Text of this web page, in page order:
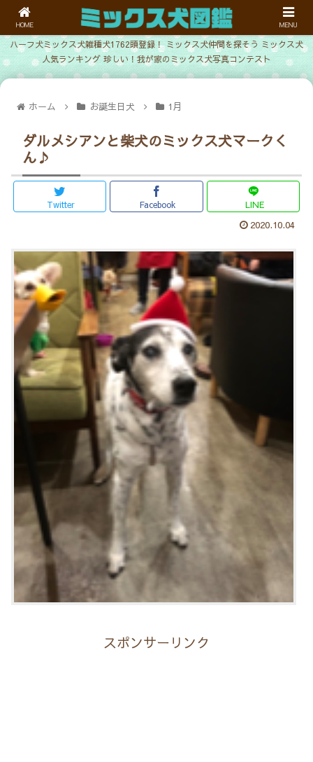
ハーフ犬ミックス犬雑種犬1762頭登録！ ミックス犬仲間を探そう ミックス犬
人気ランキング 珍しい！我が家のミックス犬写真コンテスト
ホーム お誕生日犬 1月
ダルメシアンと柴犬のミックス犬マークく
ん♪
Twitter Facebook LINE
2020.10.04
スポンサーリンク
HOME MENU